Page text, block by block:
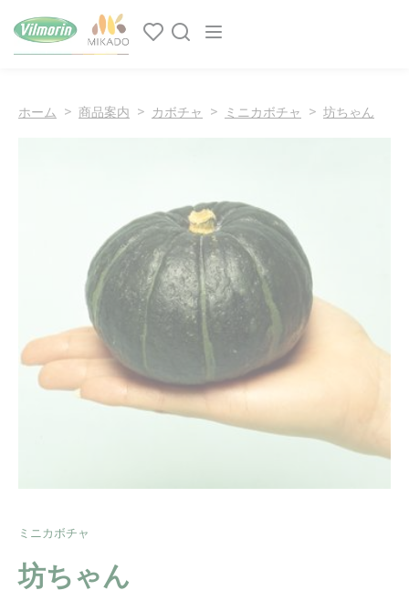
Main navigation
ホーム 商品案内 カボチャ ミニカボチャ 坊ちゃん
ミニカボチャ
坊ちゃん
クッキー利用の管理について